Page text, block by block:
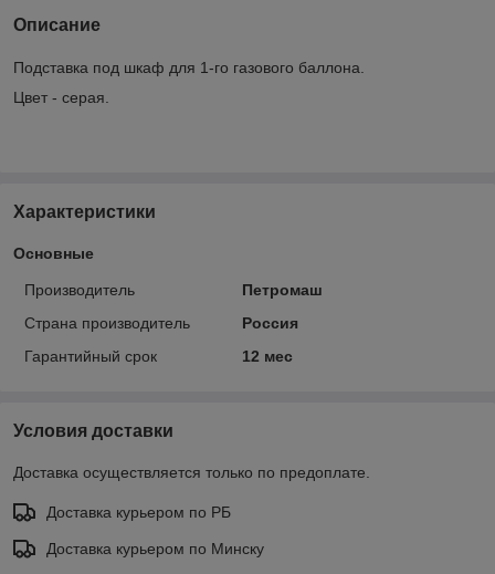
Описание
Подставка под шкаф для 1-го газового баллона.
Цвет - серая.
Характеристики
Основные
Производитель
Петромаш
Страна производитель
Россия
Гарантийный срок
12 мес
Условия доставки
Доставка осуществляется только по предоплате.
Доставка курьером по РБ
Доставка курьером по Минску